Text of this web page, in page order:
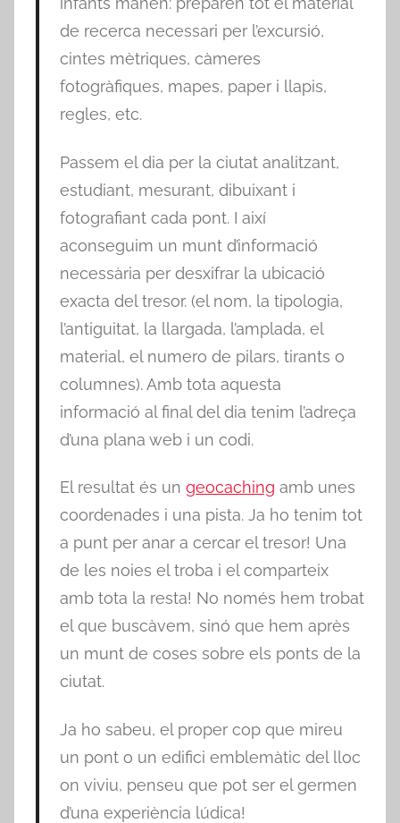
de recerca necessari per l’excursió,
cintes mètriques, càmeres
fotogràfiques, mapes, paper i llapis,
regles, etc.
Passem el dia per la ciutat analitzant,
estudiant, mesurant, dibuixant i
fotografiant cada pont. I així
aconseguim un munt d’informació
necessària per desxifrar la ubicació
exacta del tresor. (el nom, la tipologia,
l’antiguitat, la llargada, l’amplada, el
material, el numero de pilars, tirants o
columnes). Amb tota aquesta
informació al final del dia tenim l’adreça
d’una plana web i un codi.
El resultat és un geocaching amb unes
coordenades i una pista. Ja ho tenim tot
a punt per anar a cercar el tresor! Una
de les noies el troba i el comparteix
amb tota la resta! No només hem trobat
el que buscàvem, sinó que hem après
un munt de coses sobre els ponts de la
ciutat.
Ja ho sabeu, el proper cop que mireu
un pont o un edifici emblemàtic del lloc
on viviu, penseu que pot ser el germen
d’una experiència lúdica!